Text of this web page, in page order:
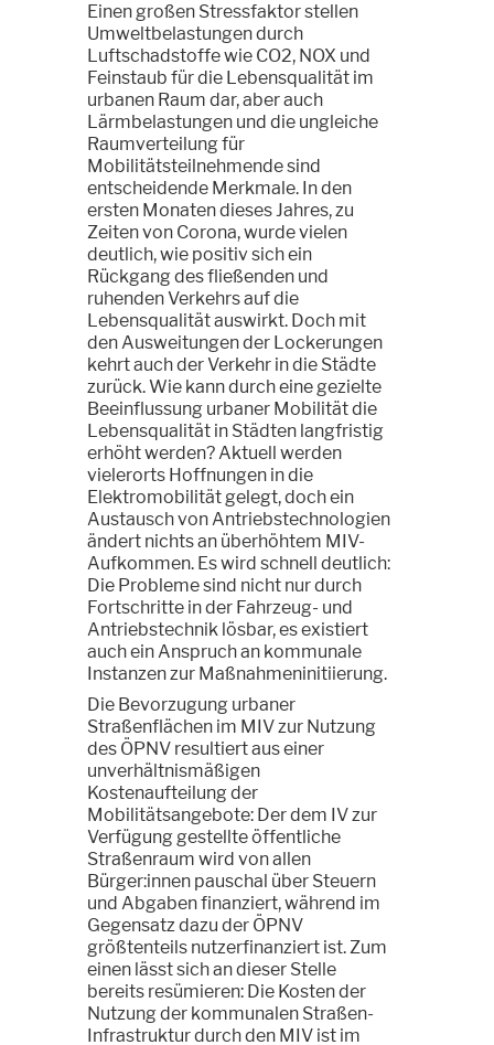
Einen großen Stressfaktor stellen
Umweltbelastungen durch
Luftschadstoffe wie CO2, NOX und
Feinstaub für die Lebensqualität im
urbanen Raum dar, aber auch
Lärmbelastungen und die ungleiche
Raumverteilung für
Mobilitätsteilnehmende sind
entscheidende Merkmale. In den
ersten Monaten dieses Jahres, zu
Zeiten von Corona, wurde vielen
deutlich, wie positiv sich ein
Rückgang des fließenden und
ruhenden Verkehrs auf die
Lebensqualität auswirkt. Doch mit
den Ausweitungen der Lockerungen
kehrt auch der Verkehr in die Städte
zurück. Wie kann durch eine gezielte
Beeinflussung urbaner Mobilität die
Lebensqualität in Städten langfristig
erhöht werden? Aktuell werden
vielerorts Hoffnungen in die
Elektromobilität gelegt, doch ein
Austausch von Antriebstechnologien
ändert nichts an überhöhtem MIV-
Aufkommen. Es wird schnell deutlich:
Die Probleme sind nicht nur durch
Fortschritte in der Fahrzeug- und
Antriebstechnik lösbar, es existiert
auch ein Anspruch an kommunale
Instanzen zur Maßnahmeninitiierung.
Die Bevorzugung urbaner
Straßenflächen im MIV zur Nutzung
des ÖPNV resultiert aus einer
unverhältnismäßigen
Kostenaufteilung der
Mobilitätsangebote: Der dem IV zur
Verfügung gestellte öffentliche
Straßenraum wird von allen
Bürger:innen pauschal über Steuern
und Abgaben finanziert, während im
Gegensatz dazu der ÖPNV
größtenteils nutzerfinanziert ist. Zum
einen lässt sich an dieser Stelle
bereits resümieren: Die Kosten der
Nutzung der kommunalen Straßen-
Infrastruktur durch den MIV ist im